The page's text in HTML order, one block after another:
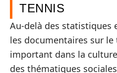
TENNIS
Au-delà des statistiques
les documentaires sur
important dans la
des thématiques